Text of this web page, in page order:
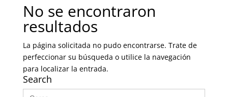
No se encontraron
resultados
La página solicitada no pudo encontrarse. Trate de
perfeccionar su búsqueda o utilice la navegación
para localizar la entrada.
Search
Buscar: